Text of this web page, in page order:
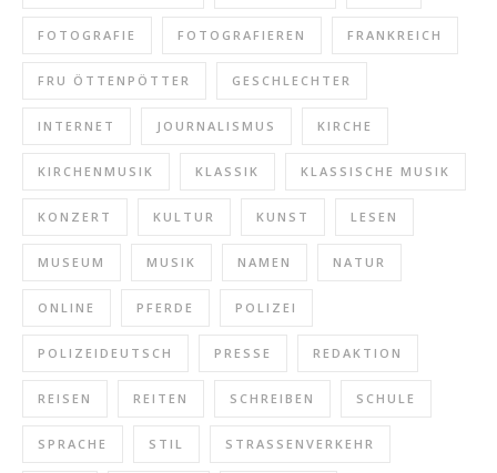
FOTOGRAFIE FOTOGRAFIEREN FRANKREICH
FRU ÖTTENPÖTTER GESCHLECHTER
INTERNET JOURNALISMUS KIRCHE
KIRCHENMUSIK KLASSIK KLASSISCHE MUSIK
KONZERT KULTUR KUNST LESEN
MUSEUM MUSIK NAMEN NATUR
ONLINE PFERDE POLIZEI
POLIZEIDEUTSCH PRESSE REDAKTION
REISEN REITEN SCHREIBEN SCHULE
SPRACHE STIL STRASSENVERKEHR